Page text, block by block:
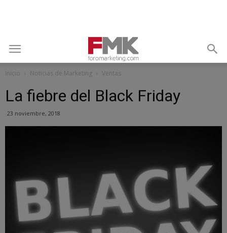
Inicio Noticias de Marketing Ventas
La fiebre del Black Friday
23 noviembre, 2018